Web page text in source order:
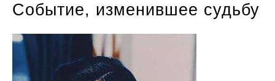
Событие, изменившее судьбу